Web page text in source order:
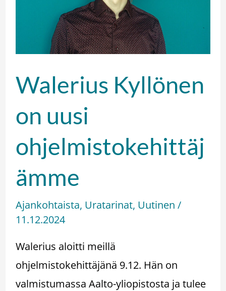
Walerius Kyllönen
on uusi
ohjelmistokehittäj
ämme
Ajankohtaista, Uratarinat, Uutinen /
11.12.2024
Walerius aloitti meillä
ohjelmistokehittäjänä 9.12. Hän on
valmistumassa Aalto-yliopistosta ja tulee
ohjelmistokehittäjämme